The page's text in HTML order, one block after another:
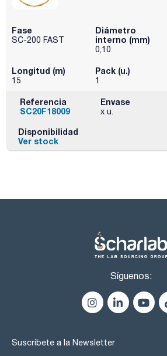
Fase
SC-200 FAST
Diámetro
interno (mm)
0,10
Longitud (m)
15
Pack (u.)
1
Referencia
SC20F18009
Envase
x u.
Disponibilidad
Ver stock
Síguenos:
Suscríbete a la Newsletter